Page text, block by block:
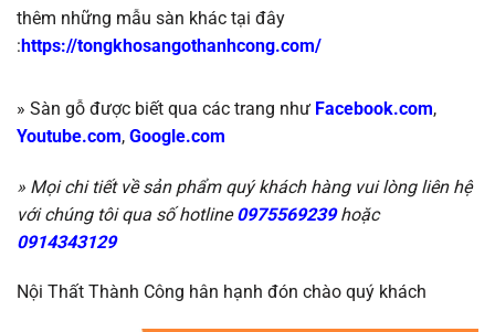
thêm những mẫu sàn khác tại đây
:https://tongkhosangothanhcong.com/
» Sàn gỗ được biết qua các trang như Facebook.com,
Youtube.com, Google.com
» Mọi chi tiết về sản phẩm quý khách hàng vui lòng liên hệ
với chúng tôi qua số hotline0975569239hoặc
0914343129
Nội Thất Thành Công hân hạnh đón chào quý khách